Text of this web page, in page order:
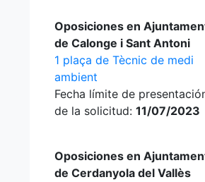
Oposiciones en
de Calonge i Sant Antoni
1 plaça de Tècnic de medi
ambient
Fecha límite de
de la solicitud: 11/07/2023
Oposiciones en
de Cerdanyola del Vallès